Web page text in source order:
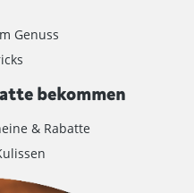
Genuss
bekommen
& Rabatte